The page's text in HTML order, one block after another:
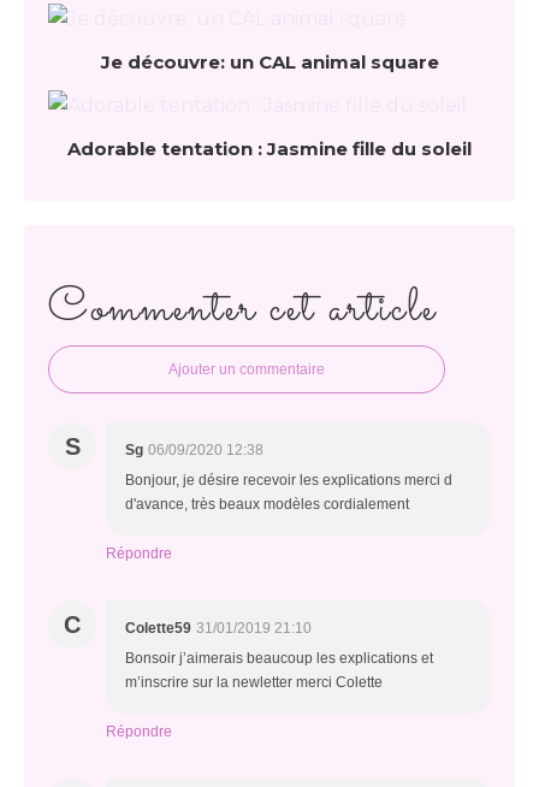
Je découvre: un CAL animal square
Adorable tentation : Jasmine fille du soleil
Commenter cet article
Ajouter un commentaire
S Sg 06/09/2020 12:38
Bonjour, je désire recevoir les explications merci d
d'avance, très beaux modèles cordialement
Répondre
C Colette59 31/01/2019 21:10
Bonsoir j’aimerais beaucoup les explications et
m’inscrire sur la newletter merci Colette
Répondre